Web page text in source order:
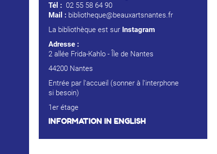
Tél : 02 55 58 64 90
Mail : bibliotheque@beauxartsnantes.fr
La bibliothèque est sur Instagram
Adresse :
2 allée Frida-Kahlo - Île de Nantes
44200 Nantes
Entrée par l'accueil (sonner à l'interphone
si besoin)
1er étage
INFORMATION IN ENGLISH